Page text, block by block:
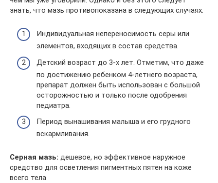
знать, что мазь противопоказана в следующих случаях.
Индивидуальная непереносимость серы или
элементов, входящих в состав средства.
Детский возраст до 3-х лет. Отметим, что даже
по достижению ребенком 4-летнего возраста,
препарат должен быть использован с большой
осторожностью и только после одобрения
педиатра.
Период вынашивания малыша и его грудного
вскармливания.
Серная мазь: дешевое, но эффективное наружное
средство для осветления пигментных пятен на коже
всего тела